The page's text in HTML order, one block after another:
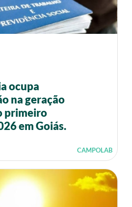
ocupa
na geração
primeiro
em Goiás.
CAMPOLAB